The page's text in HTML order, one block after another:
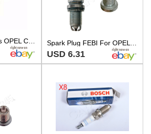
JP Spark Plug Fits OPEL CHEVROLET DAEWOO AUDI SKODA DAIHATSU SAAB 1214000
USD 6.31